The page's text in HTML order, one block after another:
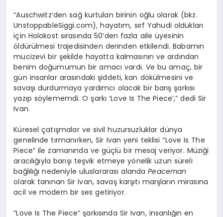
“Auschwitz’den sağ kurtulan birinin oğlu olarak (bkz.
UnstoppableSiggi.com), hayatım, sırf Yahudi oldukları
için Holokost sırasında 50’den fazla aile üyesinin
öldürülmesi trajedisinden derinden etkilendi. Babamın
mucizevi bir şekilde hayatta kalmasının ve ardından
benim doğumumun bir amacı vardı. Ve bu amaç, bir
gün insanlar arasındaki şiddeti, kan dökülmesini ve
savaşı durdurmaya yardımcı olacak bir barış şarkısı
yazıp söylememdi. O şarkı ‘Love Is The Piece’,” dedi Sir
Ivan.
Küresel çatışmalar ve sivil huzursuzluklar dünya
genelinde tırmanırken, Sir Ivan yeni teklisi “Love Is The
Piece” ile zamanında ve güçlü bir mesaj veriyor. Müziği
aracılığıyla barışı teşvik etmeye yönelik uzun süreli
bağlılığı nedeniyle uluslararası alandaPeaceman
olarak tanınan Sir Ivan, savaş karşıtı marşların mirasına
acil ve modern bir ses getiriyor.
“Love Is The Piece” şarkısında Sir Ivan, insanlığın en